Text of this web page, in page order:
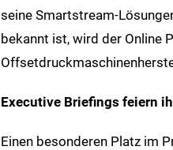
seine Smartstream-
bekannt ist, wird der Online
Executive Briefings feiern
Einen besonderen Platz im